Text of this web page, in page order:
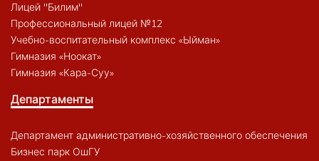
Лицей "Билим"
Профессиональный лицей №12
Учебно-воспитательный комплекс «Ыйман»
Гимназия «Ноокат»
Гимназия «Кара-Суу»
Департаменты
Департамент административно-хозяйственного обеспечения
Бизнес парк ОшГУ